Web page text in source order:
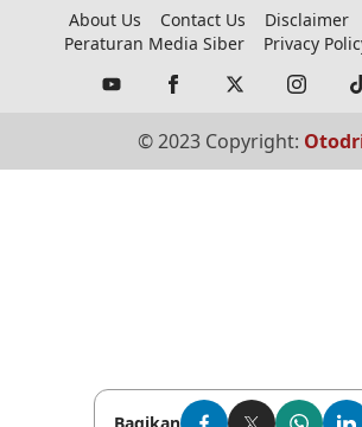
About Us Contact Us Disclaimer
Peraturan Media Siber
Privacy
© 2023 Copyright: